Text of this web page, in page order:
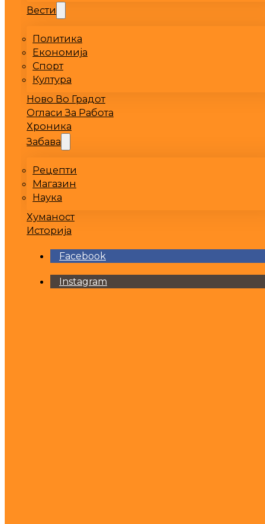
Вести
Политика
Економија
Спорт
Култура
Ново Во Градот
Огласи За Работа
Хроника
Забава
Рецепти
Магазин
Наука
Хуманост
Историја
Facebook
Instagram